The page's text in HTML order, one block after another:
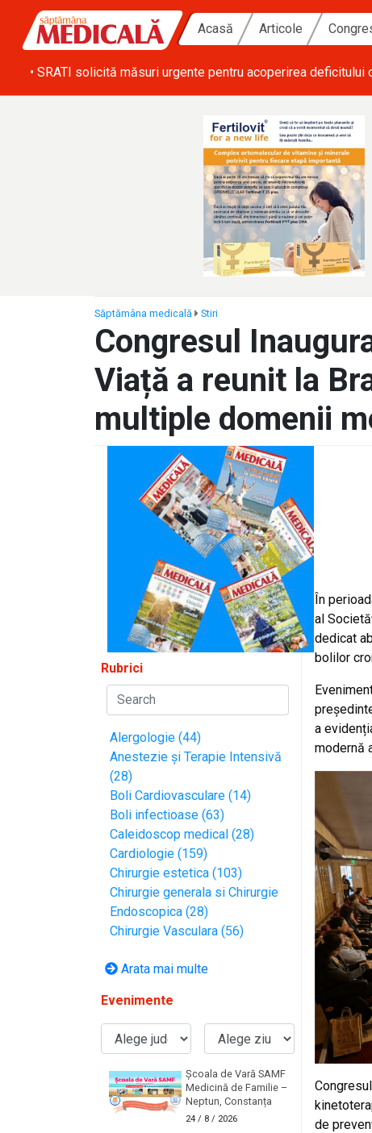
Acasă Articole
• SRATI solicită măsuri urgente pentru acoperirea
Săptămâna medicală Stiri
Congresul
Viață a reunit la
multiple domenii
Rubrici
Alergologie (44)
Anestezie și Terapie Intensivă
(28)
Boli Cardiovasculare (14)
Boli infectioase (63)
Caleidoscop medical (28)
Cardiologie (159)
Chirurgie estetica (103)
Chirurgie generala si Chirurgie
Endoscopica (28)
Chirurgie Vasculara (56)
Arata mai multe
Evenimente
Școala de Vară SAMF
Medicină de Familie –
Neptun, Constanța
24/ 8 / 2026
În
al
dedicat
bolilor
a
modernă
de